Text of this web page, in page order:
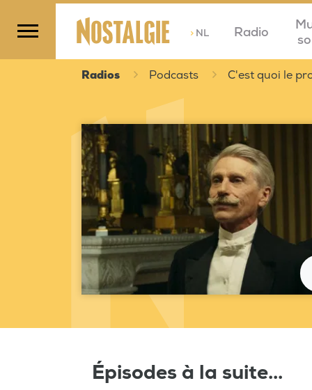
>NL Radio
Radios Podcasts C'est quoi le
Épisodes à la suite...